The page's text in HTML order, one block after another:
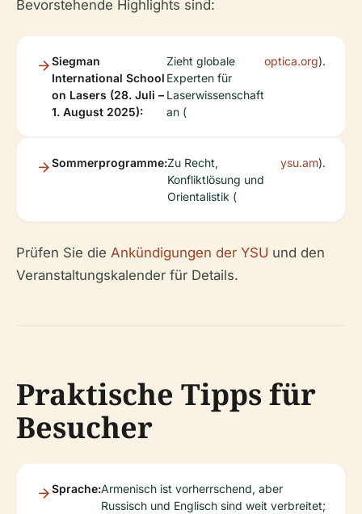
Bevorstehende Highlights sind:
Siegman
International School
on Lasers (28. Juli –
1. August 2025):
Zieht globale
Experten für
Laserwissenschaft
an (
optica.org).
Sommerprogramme:Zu Recht,
Konfliktlösung und
Orientalistik (
ysu.am).
Prüfen Sie die Ankündigungen der YSU und den
Veranstaltungskalender für Details.
Praktische Tipps für
Besucher
Sprache:Armenisch ist vorherrschend, aber
Russisch und Englisch sind weit verbreitet;